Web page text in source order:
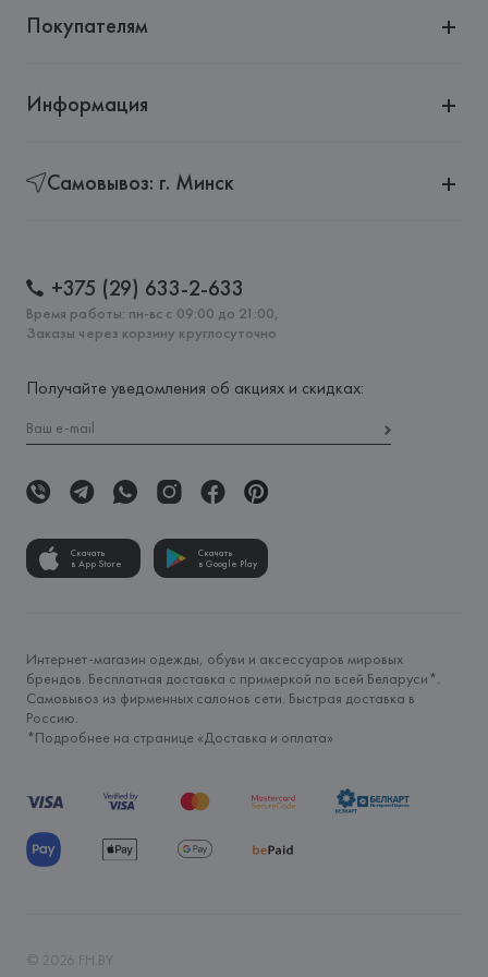
Покупателям
Информация
Самовывоз: г. Минск
+375 (29) 633-2-633
Время работы: пн-вс с 09:00 до 21:00,
Заказы через корзину круглосуточно
Получайте уведомления об акциях и скидках:
Скачать
в App Store
Скачать
в Google Play
Интернет-магазин одежды, обуви и аксессуаров мировых
брендов. Бесплатная доставка с примеркой по всей Беларуси*.
Самовывоз из фирменных салонов сети. Быстрая доставка в
Россию.
*Подробнее на странице «Доставка и оплата»
© 2026 FH.BY